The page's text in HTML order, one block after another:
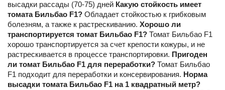
высадки рассады (70-75) дней Какую стойкость имеет
томата Бильбао F1? Обладает стойкостью к грибковым
болезням, а также к растрескиванию. Хорошо ли
транспортируется томат Бильбао F1? Томат Бильбао F1
хорошо транспортируется за счет крепости кожуры, и не
растрескивается в процессе транспортировки. Пригоден
ли томат Бильбао F1 для переработки? Томат Бильбао
F1 подходит для переработки и консервирования. Норма
высадки томата Бильбао F1 на 1 квадратный метр?